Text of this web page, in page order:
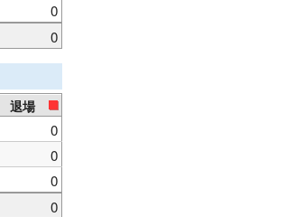
0
0
退場
0
0
0
0